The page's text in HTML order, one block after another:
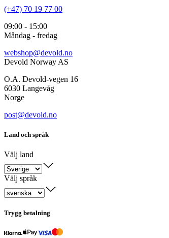
(+47) 70 19 77 00
09:00 - 15:00
Måndag - fredag
webshop@devold.no
Devold Norway AS
O.A. Devold-vegen 16
6030 Langevåg
Norge
post@devold.no
Land och språk
Välj land
Välj språk
Trygg betalning